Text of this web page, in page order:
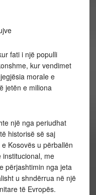
fati i një populli
kur vendimet
morale e
jetën e miliona
një nga periudhat
historisë së saj
Kosovës u përballën
institucional, me
përjashtimin nga jeta
u shndërrua në një
të Evropës.